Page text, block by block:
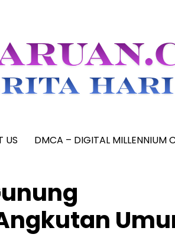
US DMCA – DIGITAL MILLENNIUM